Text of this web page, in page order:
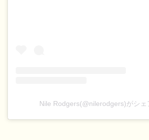
Nile Rodgers(@nilerodgers)がシェ